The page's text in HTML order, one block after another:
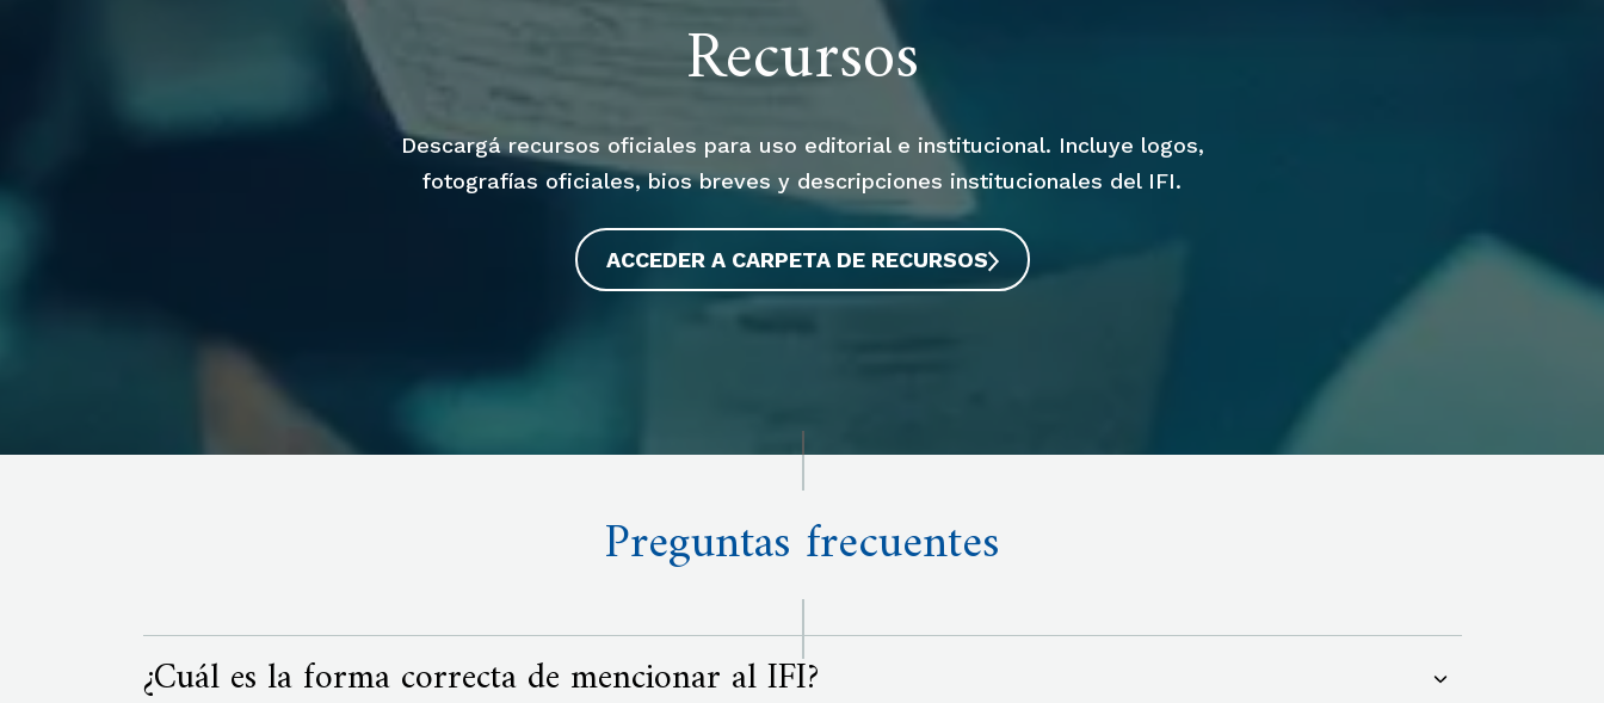
Recursos
Descargá recursos oficiales para uso editorial e institucional. Incluye logos,
fotografías oficiales, bios breves y descripciones institucionales del IFI.
ACCEDER A CARPETA DE RECURSOS
Preguntas frecuentes
¿Cuál es la forma correcta de mencionar al IFI?